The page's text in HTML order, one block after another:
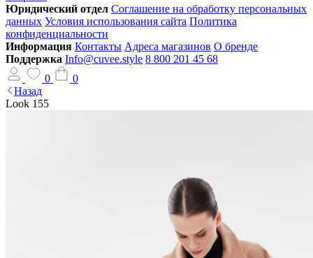
Юридический отдел Соглашение на обработку персональных
данных Условия использования сайта Политика
конфиденциальности
Информация Контакты Адреса магазинов О бренде
Поддержка Info@cuvee.style 8 800 201 45 68
0
0
Назад
Look 155